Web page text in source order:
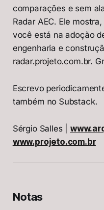
comparações e sem
Radar AEC. Ele
você está na adoção
engenharia e
radar.projeto.com.br.
Escrevo
também no Substack.
Sérgio Salles |
www.projeto.com.br
Notas